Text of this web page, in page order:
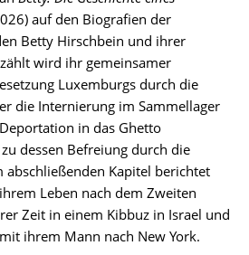
auf den Biografien der
Betty Hirschbein und ihrer
wird ihr gemeinsamer
Luxemburgs durch die
die Internierung im Sammellager
in das Ghetto
dessen Befreiung durch die
abschließenden Kapitel berichtet
Leben nach dem Zweiten
Zeit in einem Kibbuz in Israel und
ihrem Mann nach New York.